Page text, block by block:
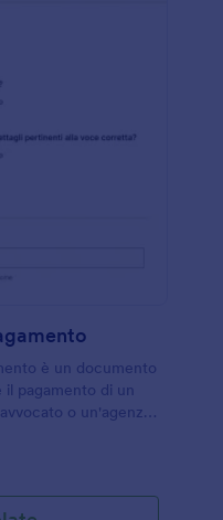
è un documento
pagamento di un
o un'agenzia
clienti o dei tuoi
la tua firma e